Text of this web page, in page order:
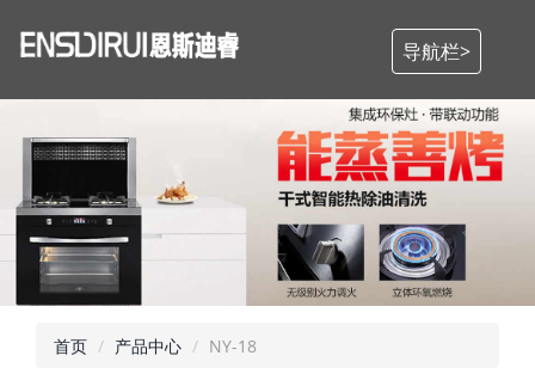
导航栏>
首页 产品中心 NY-18